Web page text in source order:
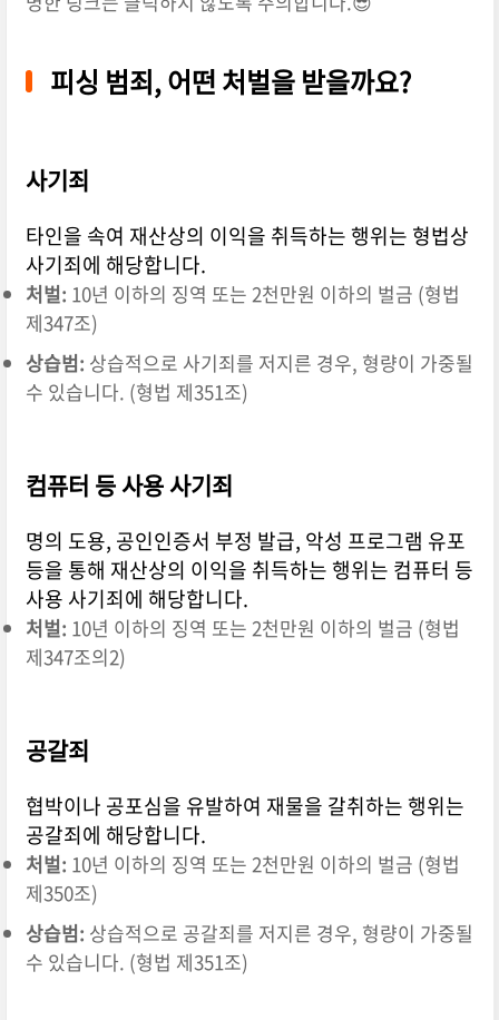
피싱 범죄, 어떤 처벌을 받을까요?
사기죄
타인을 속여 재산상의 이익을 취득하는 행위는 형법상
사기죄에 해당합니다.
처벌: 10년 이하의 징역 또는 2천만원 이하의 벌금 (형법
제347조)
상습범: 상습적으로 사기죄를 저지른 경우, 형량이 가중될
수 있습니다. (형법 제351조)
컴퓨터 등 사용 사기죄
명의 도용, 공인인증서 부정 발급, 악성 프로그램 유포
등을 통해 재산상의 이익을 취득하는 행위는 컴퓨터 등
사용 사기죄에 해당합니다.
처벌: 10년 이하의 징역 또는 2천만원 이하의 벌금 (형법
제347조의2)
공갈죄
협박이나 공포심을 유발하여 재물을 갈취하는 행위는
공갈죄에 해당합니다.
처벌: 10년 이하의 징역 또는 2천만원 이하의 벌금 (형법
제350조)
상습범: 상습적으로 공갈죄를 저지른 경우, 형량이 가중될
수 있습니다. (형법 제351조)